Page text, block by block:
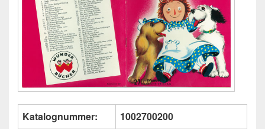
Katalognummer:
1002700200